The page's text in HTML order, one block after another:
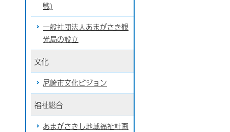
戦)
一般社団法人あまがさき観
光局の設立
文化
尼崎市文化ビジョン
福祉総合
あまがさきし地域福祉計画